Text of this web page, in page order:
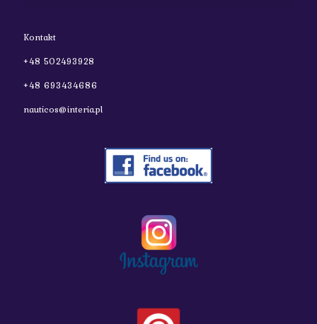
Kontakt
+48 502493928
+48 693434686
nauticos@interia.pl